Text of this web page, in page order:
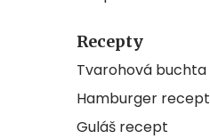
Recepty
Tvarohová buchta
Hamburger recept
Guláš recept